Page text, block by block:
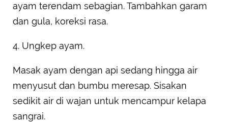
ayam terendam sebagian. Tambahkan garam
dan gula, koreksi rasa.
4. Ungkep ayam.
Masak ayam dengan api sedang hingga air
menyusut dan bumbu meresap. Sisakan
sedikit air di wajan untuk mencampur kelapa
sangrai.